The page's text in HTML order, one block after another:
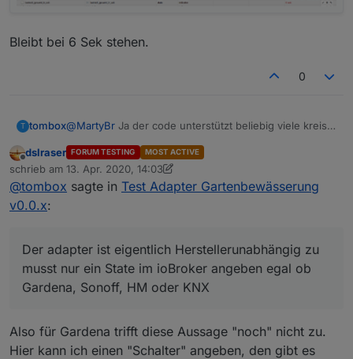
Bleibt bei 6 Sek stehen.
0
T tombox@MartyBr Ja der code unterstützt beliebig viele kreise.
Optionen. Das hätte mich zu viel zeit gekostet.
Vielleicht hat ja jemand Zeit das zu machen.
@sigi234Der adapter ist eigentlich
Offline
dslraser FORUM TESTING MOST ACTIVE
schrieb am 13. Apr. 2020, 14:03
zuletzt editiert von dslraser
@tombox sagte in Test Adapter Gartenbewässerung
v0.0.x:
Der adapter ist eigentlich Herstellerunabhängig zu
musst nur ein State im ioBroker angeben egal ob
Gardena, Sonoff, HM oder KNX
Also für Gardena trifft diese Aussage "noch" nicht zu.
Hier kann ich einen "Schalter" angeben, den gibt es